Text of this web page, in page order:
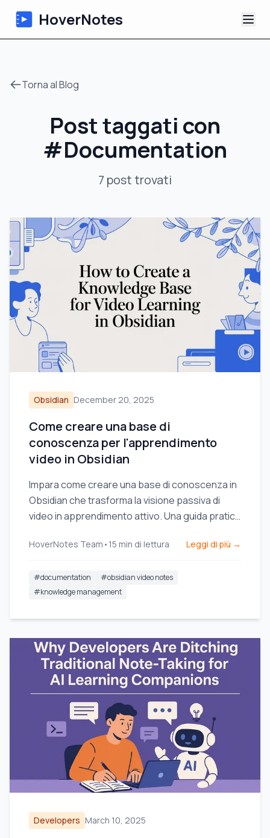
HoverNotes
Appunti Video IA
Tutorial
Blog
Torna al Blog
Post taggati con
#Documentation
7 posttrovati
Obsidian December 20, 2025
Come creare una base di
conoscenza per l'apprendimento
video in Obsidian
Impara come creare una base di conoscenza in
Obsidian che trasforma la visione passiva di
video in apprendimento attivo. Una guida pratica
HoverNotes Team • 15 min di lettura Leggi di più →
#documentation #obsidian video notes
#knowledge management
Developers March 10, 2025